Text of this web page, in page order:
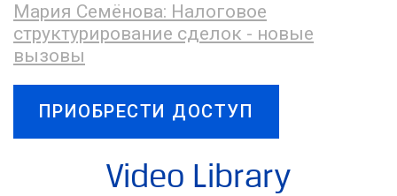
Мария Семёнова: Налоговое
структурирование сделок - новые
вызовы
ПРИОБРЕСТИ ДОСТУП
Video Library